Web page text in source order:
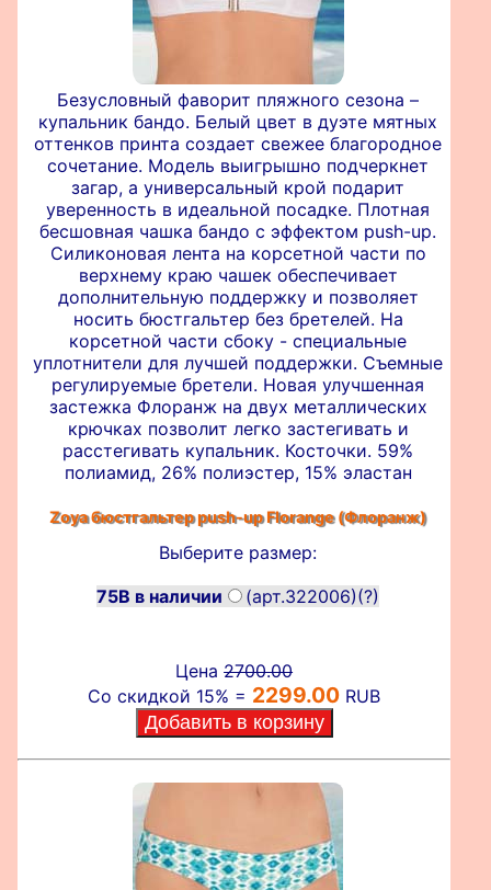
Безусловный фаворит пляжного сезона –
купальник бандо. Белый цвет в дуэте мятных
оттенков принта создает свежее благородное
сочетание. Модель выигрышно подчеркнет
загар, а универсальный крой подарит
уверенность в идеальной посадке. Плотная
бесшовная чашка бандо с эффектом push-up.
Силиконовая лента на корсетной части по
верхнему краю чашек обеспечивает
дополнительную поддержку и позволяет
носить бюстгальтер без бретелей. На
корсетной части сбоку - специальные
уплотнители для лучшей поддержки. Съемные
регулируемые бретели. Новая улучшенная
застежка Флоранж на двух металлических
крючках позволит легко застегивать и
расстегивать купальник. Косточки. 59%
полиамид, 26% полиэстер, 15% эластан
Zoya бюстгальтер push-upFlorange (Флоранж)
Выберите размер:
75B в наличии
(арт.322006)(?)
Цена2700.00
Со скидкой 15% = 2299.00 RUB